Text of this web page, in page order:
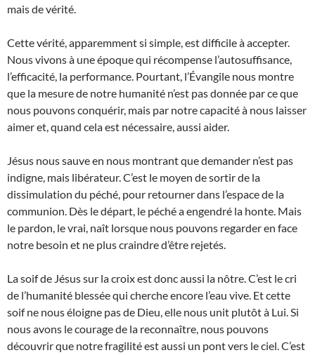
mais de vérité.
Cette vérité, apparemment si simple, est difficile à accepter.
Nous vivons à une époque qui récompense l’autosuffisance,
l’efficacité, la performance. Pourtant, l’Évangile nous montre
que la mesure de notre humanité n’est pas donnée par ce que
nous pouvons conquérir, mais par notre capacité à nous laisser
aimer et, quand cela est nécessaire, aussi aider.
Jésus nous sauve en nous montrant que demander n’est pas
indigne, mais libérateur. C’est le moyen de sortir de la
dissimulation du péché, pour retourner dans l’espace de la
communion. Dès le départ, le péché a engendré la honte. Mais
le pardon, le vrai, naît lorsque nous pouvons regarder en face
notre besoin et ne plus craindre d’être rejetés.
La soif de Jésus sur la croix est donc aussi la nôtre. C’est le cri
de l’humanité blessée qui cherche encore l’eau vive. Et cette
soif ne nous éloigne pas de Dieu, elle nous unit plutôt à Lui. Si
nous avons le courage de la reconnaître, nous pouvons
découvrir que notre fragilité est aussi un pont vers le ciel. C’est